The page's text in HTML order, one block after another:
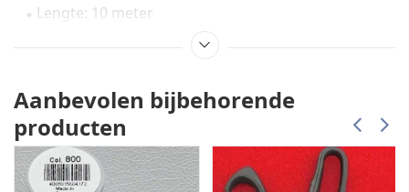
Lengte: 10 meter
Inclusief: 20 nylon schuivers
Kleur: diverse kleuren beschikbaar
Soepel lopend, ideaal voor kussens, hoezen en
stoffeerprojecten
Eenvoudig zelf op maat te knippen
Aanbevolen bijbehorende
producten